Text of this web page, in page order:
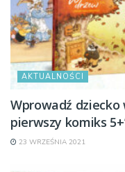
AKTUALNOŚCI
Wprowadź
pierwszy komiks
23 WRZEŚNIA 2021